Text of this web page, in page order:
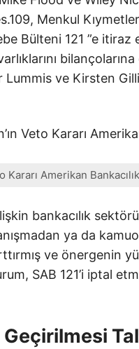
Menkul
Bülteni 121 ”e
Lummis ve Kirsten
Kararı Amerikan
ilişkin bankacılık
ya da
ve önergenin
SAB 121’i iptal